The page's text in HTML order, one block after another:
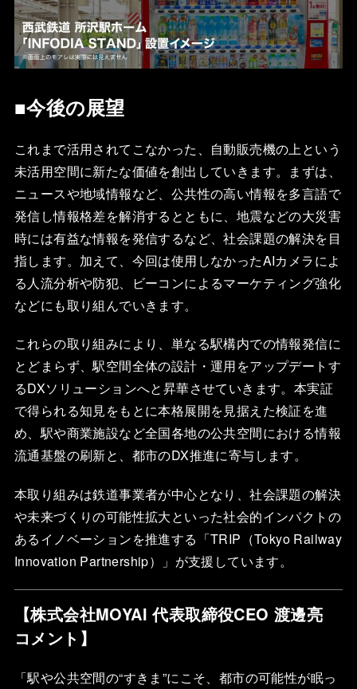
■今後の展望
これまで活用されてこなかった、自動販売機の上という
未活用空間に新たな価値を創出していきます。まずは、
ニュースや地域情報など、公共性の高い情報を多言語で
発信し情報格差を解消するとともに、地震などの大災害
時には有益な情報を発信するなど、社会課題の解決を目
指します。加えて、今回は使用しなかったAIカメラによ
る人流分析や防犯、ビーコンによるマーケティング強化
などにも取り組んでいきます。
これらの取り組みにより、単なる駅構内での情報発信に
とどまらず、駅空間全体の設計・運用をアップデートす
るDXソリューションへと昇華させていきます。本実証
で得られる知見をもとに本格展開を見据えた検証を進
め、駅や商業施設など全国各地の公共空間における情報
流通基盤の刷新と、都市のDX推進に寄与します。
本取り組みは鉄道事業者が中心となり、社会課題の解決
や未来づくりの可能性拡大といった社会的インパクトの
あるイノベーションを推進する「TRIP（Tokyo Railway
Innovation Partnership）」が支援しています。
【株式会社MOYAI 代表取締役CEO 渡邊亮
コメント】
「駅や公共空間の“すきま”にこそ、都市の可能性が眠っ